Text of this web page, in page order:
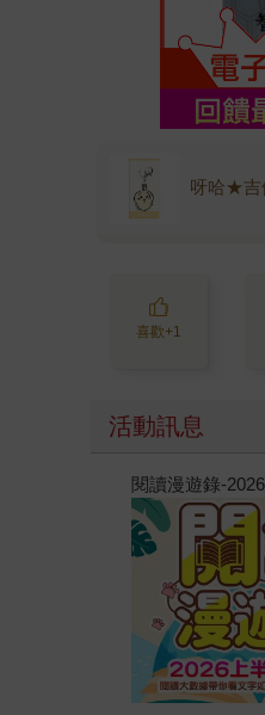
呀哈★吉
喜歡+1
活動訊息
閱讀漫遊錄-